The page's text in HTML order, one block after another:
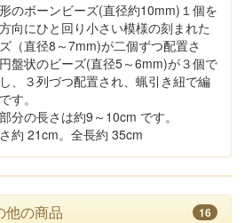
のボーンビーズ(直径約10mm)１個を
向にひと回り小さい模様の刻まれた
（直径8～7mm)が二個ずつ配置さ
盤状のビーズ(直径5～6mm)が３個で
、３列づつ配置され、蝋引き紐で編
す。
分の長さは約9～10cm です。
約 21cm。全長約 35cm
の商品 16